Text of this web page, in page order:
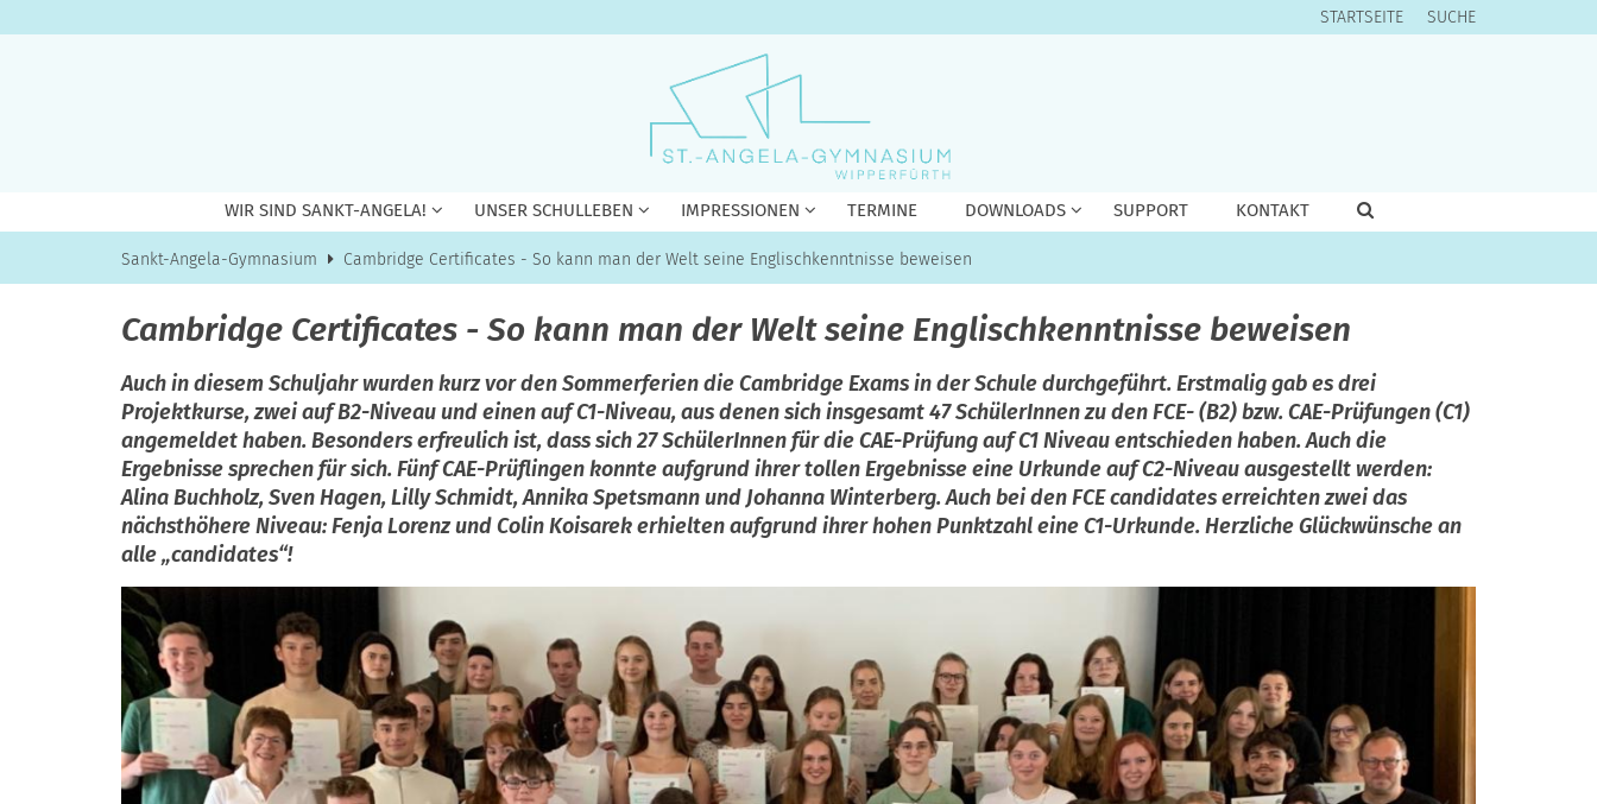
STARTSEITE SUCHE
WIR SIND SANKT-ANGELA! UNSER SCHULLEBEN IMPRESSIONEN TERMINE DOWNLOADS SUPPORT KONTAKT
Sankt-Angela-Gymnasium Cambridge Certificates - So kann man der Welt seine Englischkenntnisse beweisen
Cambridge Certificates - So kann man der Welt seine Englischkenntnisse beweisen
Auch in diesem Schuljahr wurden kurz vor den Sommerferien die Cambridge Exams in der Schule durchgeführt. Erstmalig gab es drei
Projektkurse, zwei auf B2-Niveau und einen auf C1-Niveau, aus denen sich insgesamt 47 SchülerInnen zu den FCE- (B2) bzw. CAE-Prüfungen (C1)
angemeldet haben. Besonders erfreulich ist, dass sich 27 SchülerInnen für die CAE-Prüfung auf C1 Niveau entschieden haben. Auch die
Ergebnisse sprechen für sich. Fünf CAE-Prüflingen konnte aufgrund ihrer tollen Ergebnisse eine Urkunde auf C2-Niveau ausgestellt werden:
Alina Buchholz, Sven Hagen, Lilly Schmidt, Annika Spetsmann und Johanna Winterberg. Auch bei den FCE candidates erreichten zwei das
nächsthöhere Niveau: Fenja Lorenz und Colin Koisarek erhielten aufgrund ihrer hohen Punktzahl eine C1-Urkunde. Herzliche Glückwünsche an
alle „candidates“!